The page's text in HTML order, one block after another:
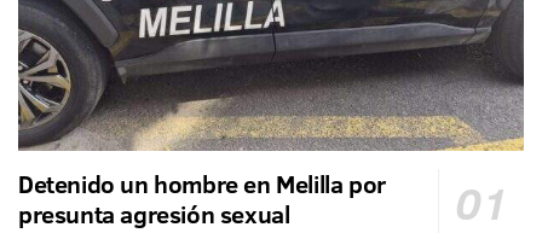
Detenido un hombre en Melilla por
presunta agresión sexual